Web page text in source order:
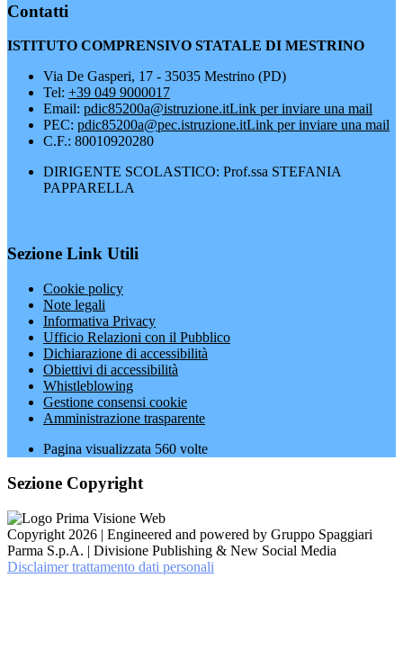
Contatti
ISTITUTO COMPRENSIVO STATALE DI MESTRINO
Via De Gasperi, 17 - 35035 Mestrino (PD)
Tel: +39 049 9000017
Email: pdic85200a@istruzione.itLink per inviare una mail
PEC: pdic85200a@pec.istruzione.itLink per inviare una mail
C.F.: 80010920280
DIRIGENTE SCOLASTICO: Prof.ssa STEFANIA
PAPPARELLA
Sezione Link Utili
Cookie policy
Note legali
Informativa Privacy
Ufficio Relazioni con il Pubblico
Dichiarazione di accessibilità
Obiettivi di accessibilità
Whistleblowing
Gestione consensi cookie
Amministrazione trasparente
Pagina visualizzata 560 volte
Sezione Copyright
Copyright 2026 | Engineered and powered by Gruppo Spaggiari
Parma S.p.A. | Divisione Publishing & New Social Media
Disclaimer trattamento dati personali